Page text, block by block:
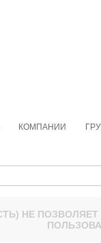
КОМПАНИИ
) НЕ